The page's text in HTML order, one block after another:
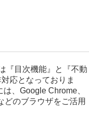
『目次機能』と『不動
応となっておりま
、Google Chrome、
どのブラウザをご活用